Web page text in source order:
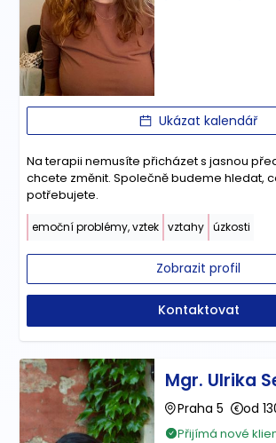
Ukázat kalendář
Na terapii nemusíte přicházet s jasnou
chcete změnit. Společně budeme hledat,
potřebujete.
emoční problémy, vztek vztahy úzkosti
Zobrazit profil
Kontaktovat
Mgr. Ulrika
Praha 5 od
Přijímá nové